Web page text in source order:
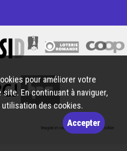
Imaginé et conçu par Giorgianni & Moeschler
pour améliorer votre
En continuant à naviguer,
des cookies.
Accepter